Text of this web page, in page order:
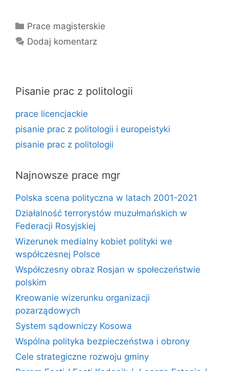
Kategorie
Prace magisterskie
Dodaj komentarz
Pisanie prac z politologii
prace licencjackie
pisanie prac z politologii i europeistyki
pisanie prac z politologii
Najnowsze prace mgr
Polska scena polityczna w latach 2001-2021
Działalność terrorystów muzułmańskich w
Federacji Rosyjskiej
Wizerunek medialny kobiet polityki we
współczesnej Polsce
Współczesny obraz Rosjan w społeczeństwie
polskim
Kreowanie wizerunku organizacji
pozarządowych
System sądowniczy Kosowa
Wspólna polityka bezpieczeństwa i obrony
Cele strategiczne rozwoju gminy